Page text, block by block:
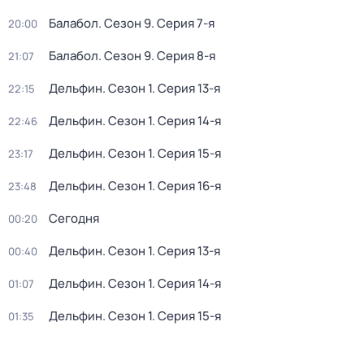
20:00 Балабол. Сезон 9. Серия 7-я
21:07 Балабол. Сезон 9. Серия 8-я
22:15 Дельфин. Сезон 1. Серия 13-я
22:46 Дельфин. Сезон 1. Серия 14-я
23:17 Дельфин. Сезон 1. Серия 15-я
23:48 Дельфин. Сезон 1. Серия 16-я
00:20 Сегодня
00:40 Дельфин. Сезон 1. Серия 13-я
01:07 Дельфин. Сезон 1. Серия 14-я
01:35 Дельфин. Сезон 1. Серия 15-я